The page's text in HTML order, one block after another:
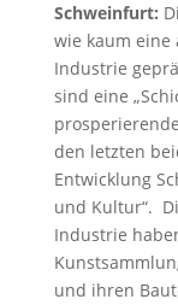
Schweinfurt:
wie kaum eine
Industrie
sind eine
den letzten
Entwicklung
und Kultur“.
Industrie
und ihren